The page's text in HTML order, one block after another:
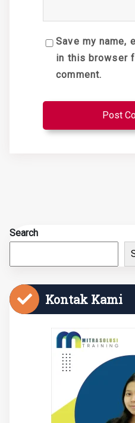
Save my name,
in this browser
comment.
Search
Kontak Kami